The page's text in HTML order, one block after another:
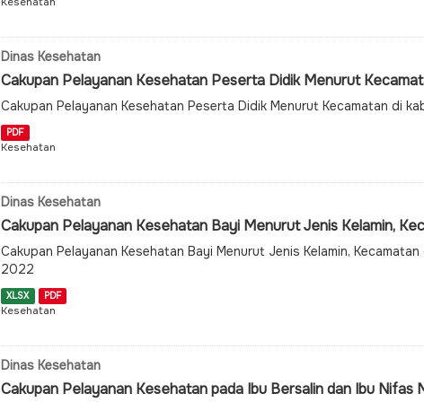
Dinas Kesehatan
Cakupan Pelayanan Kesehatan Peserta Didik Menurut
Cakupan Pelayanan Kesehatan Peserta Didik Menurut Kecamatan di
PDF
Kesehatan
Dinas Kesehatan
Cakupan Pelayanan Kesehatan Bayi Menurut Jenis Kelamin,
Cakupan Pelayanan Kesehatan Bayi Menurut Jenis Kelamin,
2022
XLSX PDF
Kesehatan
Dinas Kesehatan
Cakupan Pelayanan Kesehatan pada Ibu Bersalin dan Ibu Nifas